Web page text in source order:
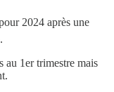
2024 après une
au 1er trimestre mais